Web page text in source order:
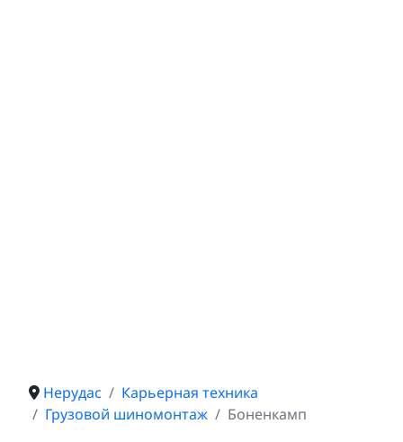
Нерудас
Карьерная техника
Грузовой шиномонтаж
Боненкамп